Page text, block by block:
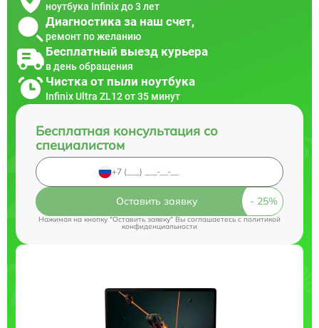
ноутбука Infinix до 3 лет
Диагностика за наш счет,
ремонт по желанию
Бесплатный выезд курьера
в день обращения
Чистка от пыли ноутбука
Infinix Ultra ZL12 от 35 минут
Бесплатная консультация со
специалистом
Оставить заявку
Нажимая на кнопку "Оставить заявку" Вы соглашаетесь cполитикой
конфиденциальности